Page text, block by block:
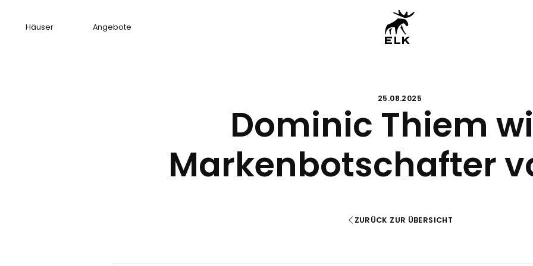
Häuser Angebote
25.08.2025
Dominic Thiem
Markenbotschafter
ZURÜCK ZUR ÜBERSICHT